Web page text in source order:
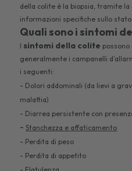
della colite è la biopsia, tramite
informazioni specifiche sullo
Quali sono i sintomi
I sintomi della colite
generalmente i campanelli
i seguenti:
- Dolori addominali (da lievi a
malattia)
- Diarrea persistente con
-Stanchezza e affaticamento
- Perdita di peso
- Perdita di appetito